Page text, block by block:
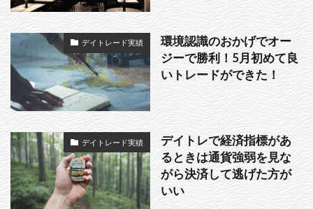
デイトレード実績
環境認識のおかげでオー
ジーで勝利！5月初めて良
いトレードができた！
デイトレード実績
デイトレで経済指標があ
るときは通貨強弱を見な
がら決済して逃げた方が
いい